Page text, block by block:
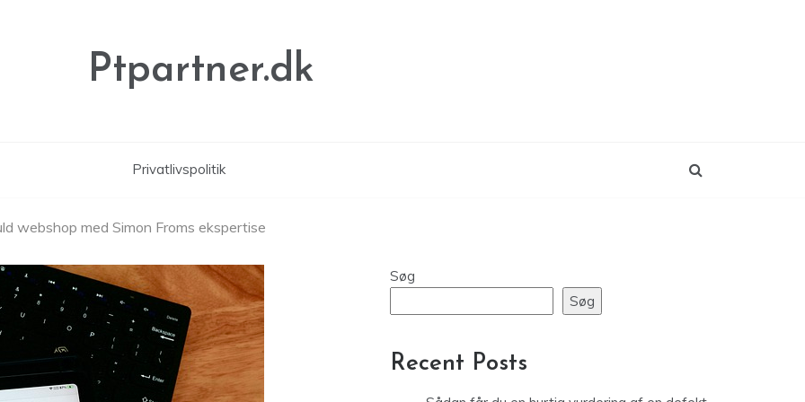
Ptpartner.dk
Privatlivspolitik
webshop med Simon Froms ekspertise
Søg
Søg
Recent Posts